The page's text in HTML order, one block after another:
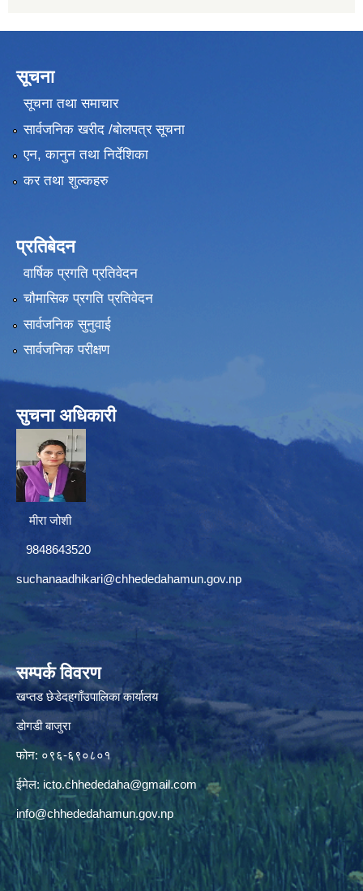
सूचना
सूचना तथा समाचार
सार्वजनिक खरीद /बोलपत्र सूचना
एन, कानुन तथा निर्देशिका
कर तथा शुल्कहरु
प्रतिबेदन
वार्षिक प्रगति प्रतिवेदन
चौमासिक प्रगति प्रतिवेदन
सार्वजनिक सुनुवाई
सार्वजनिक परीक्षण
सुचना अधिकारी
मीरा जोशी
9848643520
suchanaadhikari@chhededahamun.gov.np
सम्पर्क विवरण
खप्तड छेडेदहगाँउपालिका कार्यालय
डोगडी बाजुरा
फोन: ०९६-६९०८०१
ईमेल: icto.chhededaha@gmail.com
info@chhededahamun.gov.np